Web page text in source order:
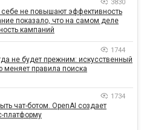
3830
себе не повышают эффективность
показало, что на самом деле
кампаний
1744
не будет прежним: искусственный
меняет правила поиска
1734
чат-ботом. OpenAI создает
платформу